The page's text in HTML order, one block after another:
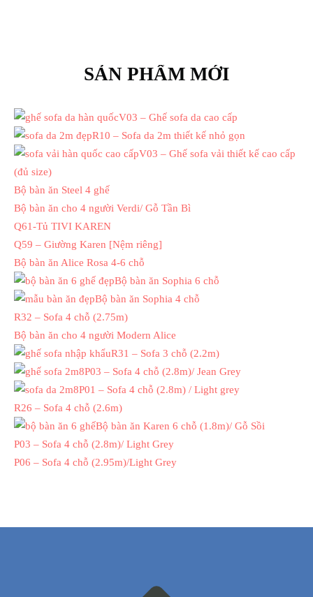
SẢN PHẨM MỚI
V03 – Ghế sofa da cao cấp
R10 – Sofa da 2m thiết kế nhỏ gọn
V03 – Ghế sofa vải thiết kế cao cấp
(đủ size)
Bộ bàn ăn Steel 4 ghế
Bộ bàn ăn cho 4 người Verdi/ Gỗ Tần Bì
Q61-Tủ TIVI KAREN
Q59 – Giường Karen [Nệm riêng]
Bộ bàn ăn Alice Rosa 4-6 chỗ
Bộ bàn ăn Sophia 6 chỗ
Bộ bàn ăn Sophia 4 chỗ
R32 – Sofa 4 chỗ (2.75m)
Bộ bàn ăn cho 4 người Modern Alice
R31 – Sofa 3 chỗ (2.2m)
P03 – Sofa 4 chỗ (2.8m)/ Jean Grey
P01 – Sofa 4 chỗ (2.8m) / Light grey
R26 – Sofa 4 chỗ (2.6m)
Bộ bàn ăn Karen 6 chỗ (1.8m)/ Gỗ Sồi
P03 – Sofa 4 chỗ (2.8m)/ Light Grey
P06 – Sofa 4 chỗ (2.95m)/Light Grey